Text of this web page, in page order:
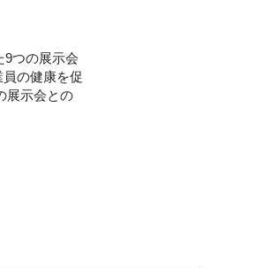
9つの展示会
の健康を促
展示会との